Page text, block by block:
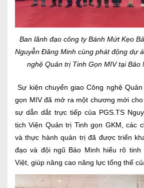
Ban lãnh đạo công ty Bánh Mứt Kẹo
Nguyễn Đăng Minh cùng phát động dự
nghệ Quản trị Tinh Gọn MIV tại Bảo
Sự kiện chuyển giao Công nghệ
gọn MIV đã mở ra một chương mới
sự dẫn dắt trực tiếp của PGS.TS
tịch Viện Quản trị Tinh gọn GKM, các
và thực hành quản trị đã được triển
đạo và đội ngũ Bảo Minh hiểu rõ tinh
Việt, giúp nâng cao năng lực tổng thể